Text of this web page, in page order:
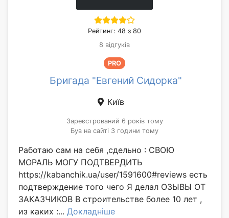
Рейтинг: 48 з 80
8 відгуків
PRO
Бригада "Евгений Сидорка"
Київ
Зареєстрований 6 років тому
Був на сайті 3 години тому
Работаю сам на себя ,сдельно : СВОЮ
МОРАЛЬ МОГУ ПОДТВЕРДИТЬ
https://kabanchik.ua/user/1591600#reviews есть
подтверждение того чего Я делал ОЗЫВЫ ОТ
ЗАКАЗЧИКОВ В строительстве более 10 лет ,
из каких :... Докладніше